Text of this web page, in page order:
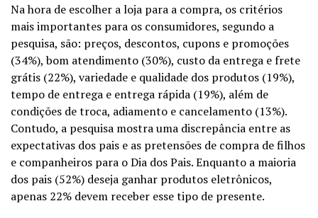
Na hora de escolher a loja para a compra, os critérios
mais importantes para os consumidores, segundo a
pesquisa, são: preços, descontos, cupons e promoções
(34%), bom atendimento (30%), custo da entrega e frete
grátis (22%), variedade e qualidade dos produtos (19%),
tempo de entrega e entrega rápida (19%), além de
condições de troca, adiamento e cancelamento (13%).
Contudo, a pesquisa mostra uma discrepância entre as
expectativas dos pais e as pretensões de compra de filhos
e companheiros para o Dia dos Pais. Enquanto a maioria
dos pais (52%) deseja ganhar produtos eletrônicos,
apenas 22% devem receber esse tipo de presente.